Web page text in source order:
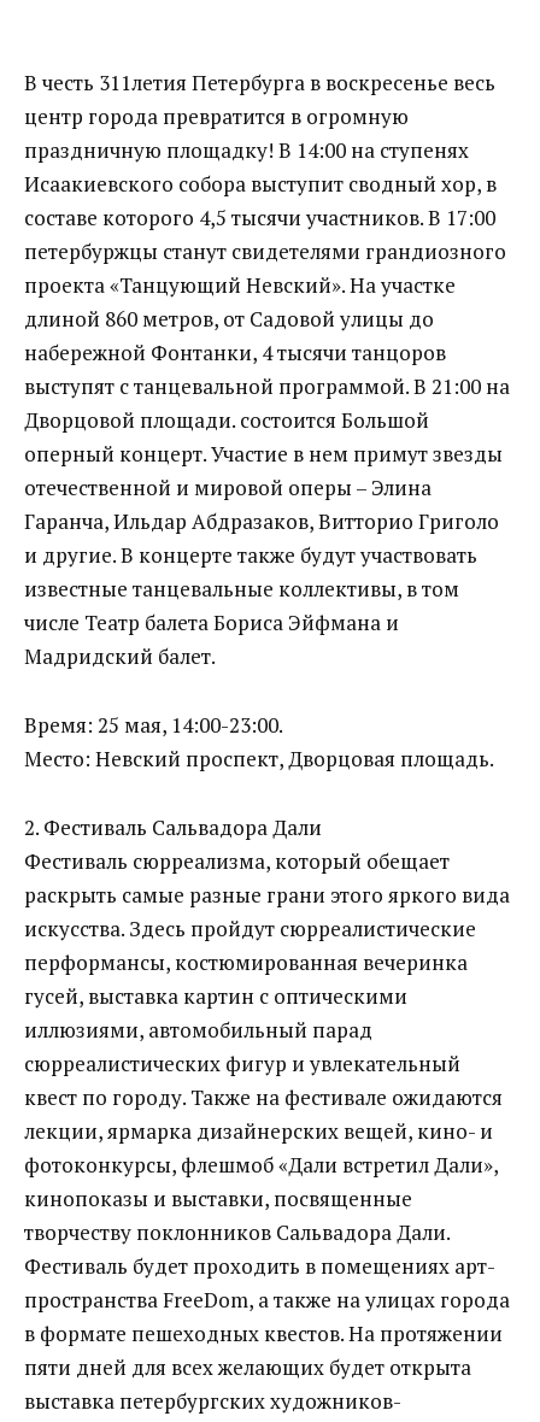
В честь 311летия Петербурга в воскресенье весь
центр города превратится в огромную
праздничную площадку! В 14:00 на ступенях
Исаакиевского собора выступит сводный хор, в
составе которого 4,5 тысячи участников. В 17:00
петербуржцы станут свидетелями грандиозного
проекта «Танцующий Невский». На участке
длиной 860 метров, от Садовой улицы до
набережной Фонтанки, 4 тысячи танцоров
выступят с танцевальной программой. В 21:00 на
Дворцовой площади. состоится Большой
оперный концерт. Участие в нем примут звезды
отечественной и мировой оперы – Элина
Гаранча, Ильдар Абдразаков, Витторио Григоло
и другие. В концерте также будут участвовать
известные танцевальные коллективы, в том
числе Театр балета Бориса Эйфмана и
Мадридский балет.
Время: 25 мая, 14:00-23:00.
Место: Невский проспект, Дворцовая площадь.
2. Фестиваль Сальвадора Дали
Фестиваль сюрреализма, который обещает
раскрыть самые разные грани этого яркого вида
искусства. Здесь пройдут сюрреалистические
перформансы, костюмированная вечеринка
гусей, выставка картин с оптическими
иллюзиями, автомобильный парад
сюрреалистических фигур и увлекательный
квест по городу. Также на фестивале ожидаются
лекции, ярмарка дизайнерских вещей, кино- и
фотоконкурсы, флешмоб «Дали встретил Дали»,
кинопоказы и выставки, посвященные
творчеству поклонников Сальвадора Дали.
Фестиваль будет проходить в помещениях арт-
пространства FreeDom, а также на улицах города
в формате пешеходных квестов. На протяжении
пяти дней для всех желающих будет открыта
выставка петербургских художников-